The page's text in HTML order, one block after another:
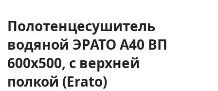
Полотенцесушитель
водяной ЭРАТО А40 ВП
600x500, с верхней
полкой (Erato)